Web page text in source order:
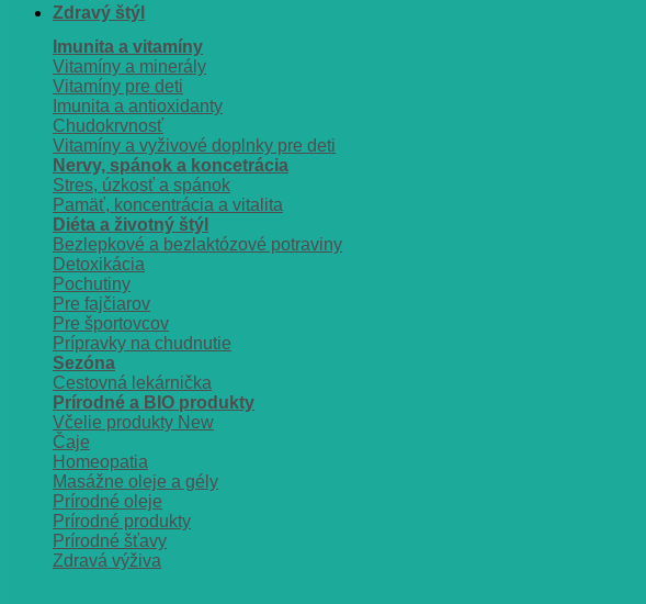
Zdravý štýl
Imunita a vitamíny
Vitamíny a minerály
Vitamíny pre deti
Imunita a antioxidanty
Chudokrvnosť
Vitamíny a vyživové doplnky pre deti
Nervy, spánok a koncetrácia
Stres, úzkosť a spánok
Pamäť, koncentrácia a vitalita
Diéta a životný štýl
Bezlepkové a bezlaktózové potraviny
Detoxikácia
Pochutiny
Pre fajčiarov
Pre športovcov
Prípravky na chudnutie
Sezóna
Cestovná lekárnička
Prírodné a BIO produkty
Včelie produkty
Čaje
Homeopatia
Masážne oleje a gély
Prírodné oleje
Prírodné produkty
Prírodné šťavy
Zdravá výživa